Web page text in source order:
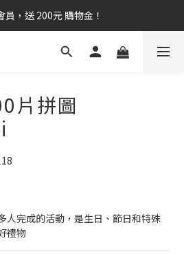
員，送 200元 購物金！
片拼圖
人完成的活動，是生日、節日和特殊
禮物